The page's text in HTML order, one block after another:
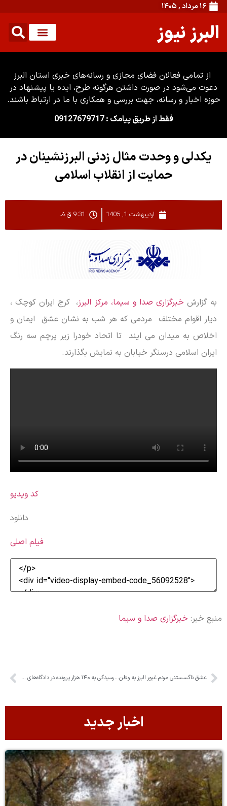
۱۶ مرداد , ۱۴۰۵
البرز نیوز
از تمامی فعالان فضای مجازی و رسانه‌های خبری استان البرز
دعوت می‌شود در صورت داشتن هرگونه طرح، ایده یا پیشنهاد در
حوزه اخبار و رسانه، جهت بررسی و همکاری با ما در ارتباط باشند.
فقط از طریق پیامک : 09127679717
یکدلی و وحدت مثال زدنی البرزنشینان در
حمایت از انقلاب اسلامی
اردیبهشت 1, 1405 9:31 ق.ظ
به گزارش خبرگزاری صدا و سیما، مرکز البرز، کرج ایران کوچک ،
دیار اقوام مختلف مردمی که هر شب به نشان عشق ایمان و
اخلاص به میدان می ایند تا اتحاد خودرا زیر پرچم سه رنگ
ایران اسلامی درسنگر خیابان به نمایش بگذارند.
کد ویدیو
دانلود
فیلم اصلی
منبع خبر: خبرگزاری صدا و سیما
عشق ناگسستنی مردم غیور البرز به وطن و آرمان های انقلاب اسلامی رسیدگی به ۱۴۰ هزار پرونده در دادگاه‌های صلح البرز
اخبار جدید